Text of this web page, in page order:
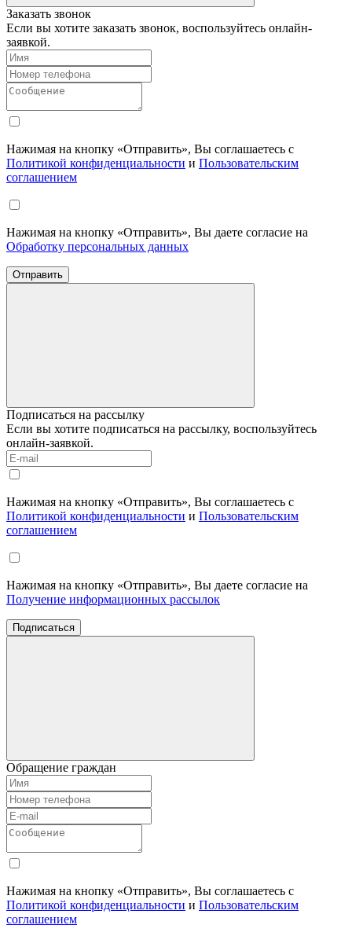
Заказать звонок
Если вы хотите заказать звонок, воспользуйтесь онлайн-
заявкой.
Нажимая на кнопку «Отправить», Вы соглашаетесь с
Политикой конфиденциальности и Пользовательским
соглашением
Нажимая на кнопку «Отправить», Вы даете согласие на
Обработку персональных данных
Отправить
Подписаться на рассылку
Если вы хотите подписаться на рассылку, воспользуйтесь
онлайн-заявкой.
Нажимая на кнопку «Отправить», Вы соглашаетесь с
Политикой конфиденциальности и Пользовательским
соглашением
Нажимая на кнопку «Отправить», Вы даете согласие на
Получение информационных рассылок
Подписаться
Обращение граждан
Нажимая на кнопку «Отправить», Вы соглашаетесь с
Политикой конфиденциальности и Пользовательским
соглашением